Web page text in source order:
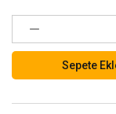
Sepete